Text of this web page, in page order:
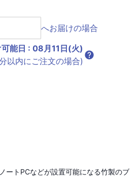
へお届けの場合
能日 : 08月11日(火)
以内にご注文の場合)
ートPCなどが設置可能になる竹製のブ